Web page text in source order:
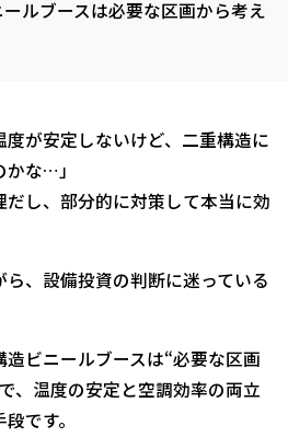
ルブースは必要な区画から考え
度が安定しないけど、二重構造に
な…」
だし、部分的に対策して本当に効
、設備投資の判断に迷っている
ビニールブースは“必要な区画
、温度の安定と空調効率の両立
です。